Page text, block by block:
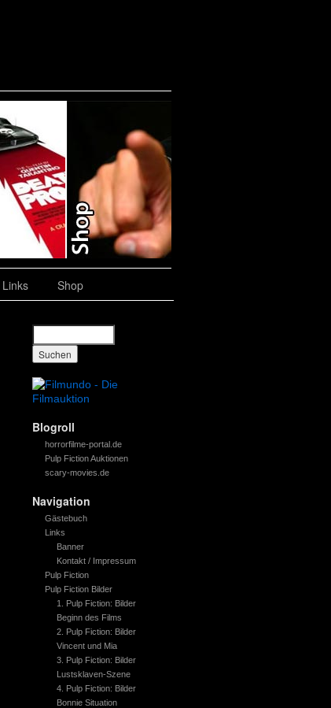
Links Shop
Blogroll
horrorfilme-portal.de
Pulp Fiction Auktionen
scary-movies.de
Navigation
Gästebuch
Links
Banner
Kontakt / Impressum
Pulp Fiction
Pulp Fiction Bilder
1. Pulp Fiction: Bilder
Beginn des Films
2. Pulp Fiction: Bilder
Vincent und Mia
3. Pulp Fiction: Bilder
Lustsklaven-Szene
4. Pulp Fiction: Bilder
Bonnie Situation